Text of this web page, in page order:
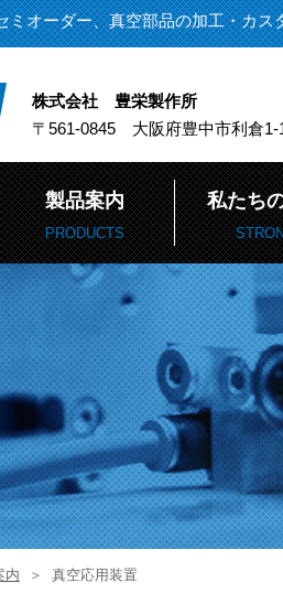
ミオーダー、真空部品の加工・カ
株式会社 豊栄製作所
〒561-0845 大阪府豊中市利倉1-
製品案内
PRODUCTS
私たち
内 真空応用装置